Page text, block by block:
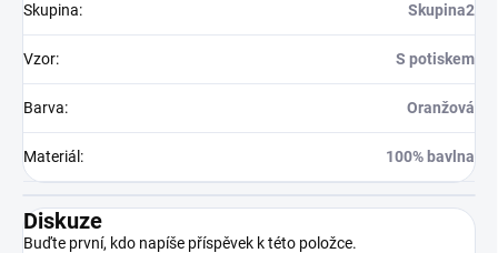
Skupina: Skupina2
Vzor: S potiskem
Barva: Oranžová
Materiál : 100% bavlna
Diskuze
Buďte první, kdo napíše příspěvek k této položce.